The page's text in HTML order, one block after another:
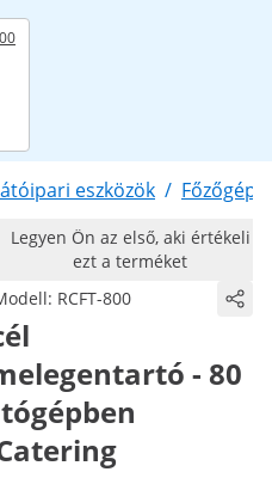
eszközök /
Legyen Ön az első, aki értékeli
ezt a terméket
RCFT-800
- 80